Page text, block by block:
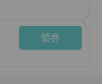
領券